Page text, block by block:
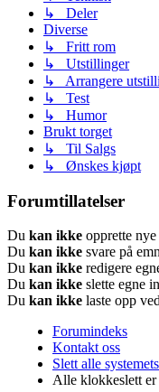
↳ Deler
Diverse
↳ Fritt rom
↳ Utstillinger
↳ Arrangere
↳ Test
↳ Humor
Brukt torget
↳ Til Salgs
↳ Ønskes kjøpt
Forumtillatelser
Du kan ikke opprette
Du kan ikke svare på
Du kan ikke redigere
Du kan ikke slette egne
Du kan ikke laste opp
Forumindeks
Kontakt oss
Slett alle
Alle klokkeslett er